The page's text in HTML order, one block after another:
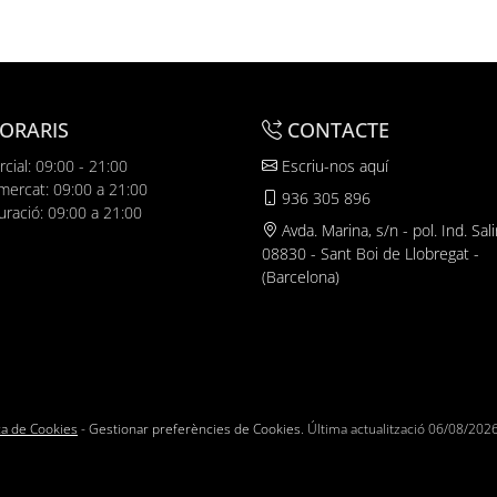
09:00 - 21:00
09:00 a 21:00
09:00 a 21:00
CONTACTE
Escriu-nos aquí
936 305 896
Avda. Marina, s/n - pol. Ind.
08830 - Sant Boi de Llobregat -
(Barcelona)
de Cookies -Gestionar preferències de Cookies. Última actualització06/08/